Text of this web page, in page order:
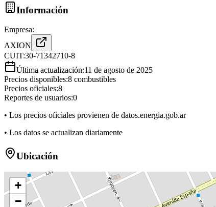
Información
Empresa:
AXION
CUIT:30-71342710-8
Última actualización:11 de agosto de 2025
Precios disponibles:8 combustibles
Precios oficiales:8
Reportes de usuarios:0
• Los precios oficiales provienen de datos.energia.gob.ar
• Los datos se actualizan diariamente
Ubicación
+
−